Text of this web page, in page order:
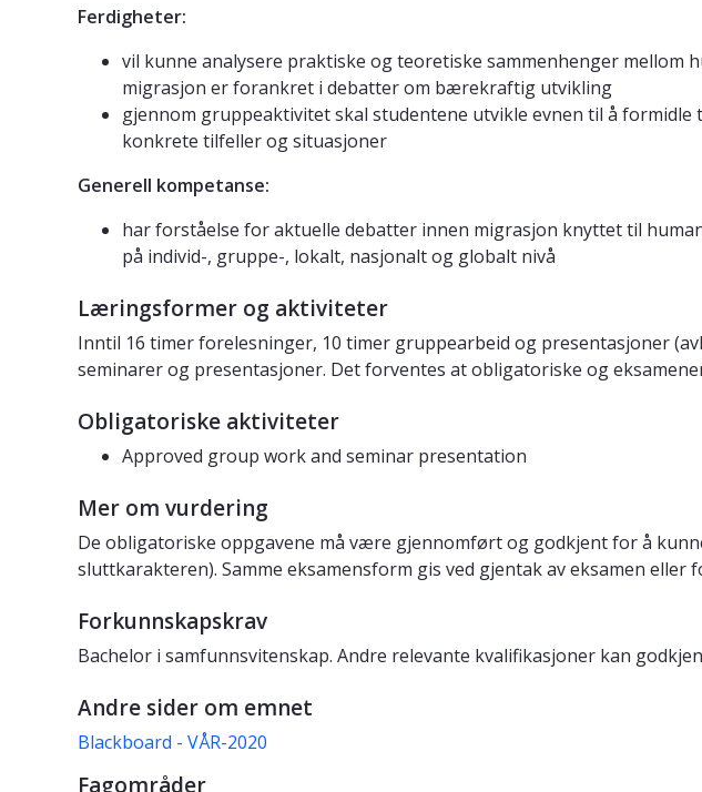
Ferdigheter:
vil kunne analysere praktiske og teoretiske sammenhenger
migrasjon er forankret i debatter om bærekraftig utvikling
gjennom gruppeaktivitet skal studentene utvikle evnen til å
konkrete tilfeller og situasjoner
Generell kompetanse:
har forståelse for aktuelle debatter innen migrasjon knyttet til
på individ-, gruppe-, lokalt, nasjonalt og globalt nivå
Læringsformer og aktiviteter
Inntil 16 timer forelesninger, 10 timer gruppearbeid og presentasjoner
seminarer og presentasjoner. Det forventes at obligatoriske og
Obligatoriske aktiviteter
Approved group work and seminar presentation
Mer om vurdering
De obligatoriske oppgavene må være gjennomført og godkjent for å
sluttkarakteren). Samme eksamensform gis ved gjentak av eksamen
Forkunnskapskrav
Bachelor i samfunnsvitenskap. Andre relevante kvalifikasjoner kan
Andre sider om emnet
Blackboard - VÅR-2020
Fagområder